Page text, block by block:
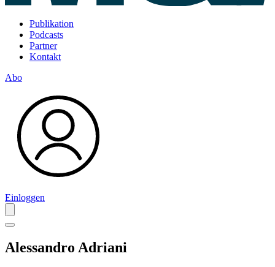
Publikation
Podcasts
Partner
Kontakt
Abo
Einloggen
Alessandro Adriani